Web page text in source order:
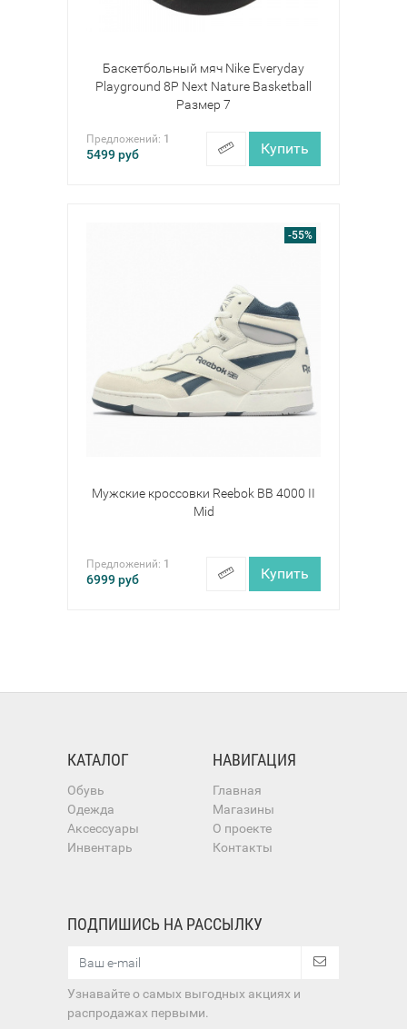
Баскетбольный мяч Nike Everyday
Playground 8P Next Nature Basketball
Размер 7
Предложений: 1
5499руб Купить
-55%
Мужские кроссовки Reebok BB 4000 II
Mid
Предложений: 1
6999руб Купить
КАТАЛОГ
Обувь
Одежда
Аксессуары
Инвентарь
НАВИГАЦИЯ
Главная
Магазины
О проекте
Контакты
ПОДПИШИСЬ НА РАССЫЛКУ
Узнавайте о самых выгодных акциях и
распродажах первыми.